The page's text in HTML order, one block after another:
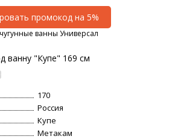
промокод на 5%
ванны Универсал
ванну "Купе" 169 см
170
Россия
Купе
Метакам